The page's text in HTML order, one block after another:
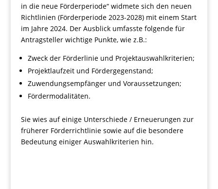
in die neue Förderperiode“ widmete sich den neuen
Richtlinien (Förderperiode 2023-2028) mit einem Start
im Jahre 2024. Der Ausblick umfasste folgende für
Antragsteller wichtige Punkte, wie z.B.:
Zweck der Förderlinie und Projektauswahlkriterien;
Projektlaufzeit und Fördergegenstand;
Zuwendungsempfänger und Voraussetzungen;
Fördermodalitäten.
Sie wies auf einige Unterschiede / Erneuerungen zur
früherer Förderrichtlinie sowie auf die besondere
Bedeutung einiger Auswahlkriterien hin.